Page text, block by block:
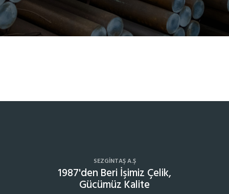
SEZGINTAŞ A.Ş
1987'den Beri İşimiz Çelik,
Gücümüz Kalite